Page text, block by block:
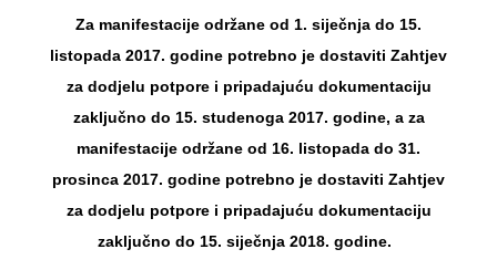
Za manifestacije održane od 1. siječnja do 15.
listopada 2017. godine potrebno je dostaviti Zahtjev
za dodjelu potpore i pripadajuću dokumentaciju
zaključno do 15. studenoga 2017. godine, a za
manifestacije održane od 16. listopada do 31.
prosinca 2017. godine potrebno je dostaviti Zahtjev
za dodjelu potpore i pripadajuću dokumentaciju
zaključno do 15. siječnja 2018. godine.